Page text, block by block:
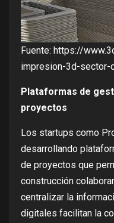
Fuente: https://
impresion-3d-sector-
Plataformas de
proyectos
Los startups como
desarrollando
de proyectos que
construcción
centralizar la
digitales facilitan la